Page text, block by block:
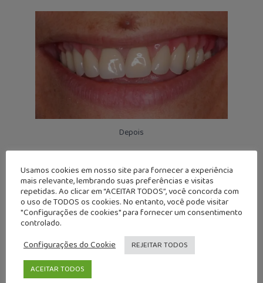
Depois
As próteses unitárias são aquelas utilizadas sobre
estruturas dentárias com comprometimento estrutural,
onde estaria impossibilitado a restauração
convencional.
Usamos cookies em nosso site para fornecer a experiência
mais relevante, lembrando suas preferências e visitas
repetidas. Ao clicar em “ACEITAR TODOS”, você concorda com
o uso de TODOS os cookies. No entanto, você pode visitar
"Configurações de cookies" para fornecer um consentimento
controlado.
Configurações do Cookie
REJEITAR TODOS
ACEITAR TODOS